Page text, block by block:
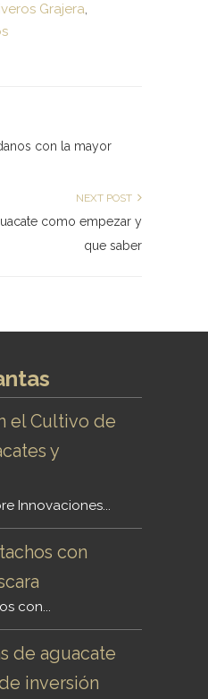
Grajera,
con la mayor
NEXT POST
como empezar y
que saber
el Cultivo de
y
Innovaciones...
con
con...
de aguacate
inversión